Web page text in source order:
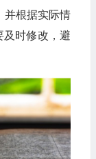
并根据实际情
及时修改，避